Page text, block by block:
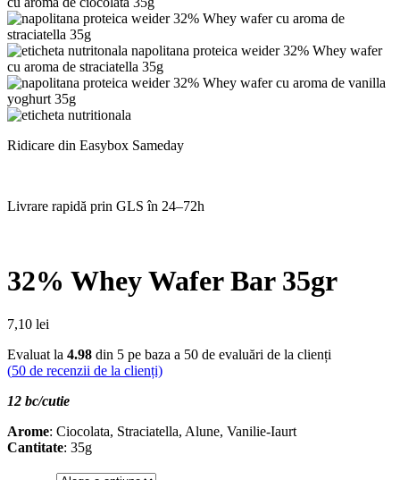
Ridicare din Easybox Sameday
Livrare rapidă prin GLS în 24–72h
32% Whey Wafer Bar 35gr
7,10 lei
Evaluat la 4.98 din 5 pe baza a 50 de evaluări de la clienți
(50 de recenzii de la clienți)
12 bc/cutie
Arome: Ciocolata, Straciatella, Alune, Vanilie-Iaurt
Cantitate: 35g